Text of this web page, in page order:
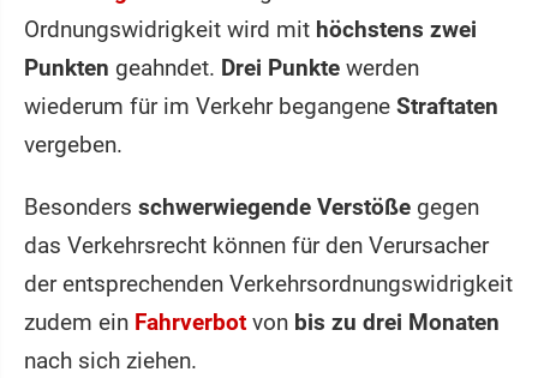
Ordnungswidrigkeit wird mit höchstens zwei
Punkten geahndet. Drei Punkte werden
wiederum für im Verkehr begangene Straftaten
vergeben.
Besonders schwerwiegende Verstöße gegen
das Verkehrsrecht können für den Verursacher
der entsprechenden Verkehrsordnungswidrigkeit
zudem ein Fahrverbot von bis zu drei Monaten
nach sich ziehen.